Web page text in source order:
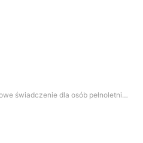
świadczenie dla osób pełnoletnich od 2024. Ile będzie można dostać